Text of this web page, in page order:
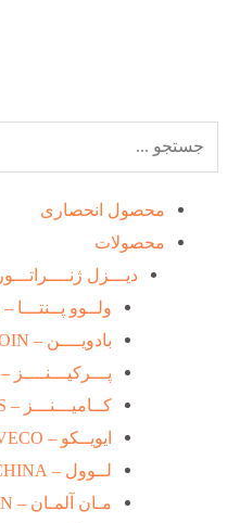
کردن
محصول انحصاری
محصولات
دیـــزل ژنــــراتـــور
ولــوو پــنتـــا – VOLVO PENTA
بادویــــن – BAUDUOIN
پـــرکیـــنــــز – PERKINZ
کــامیـــنـــز – CUMMINS
ایویــکو – IVECO
لــوول – LOVOL CHINA
مـان آلمـان – MAN